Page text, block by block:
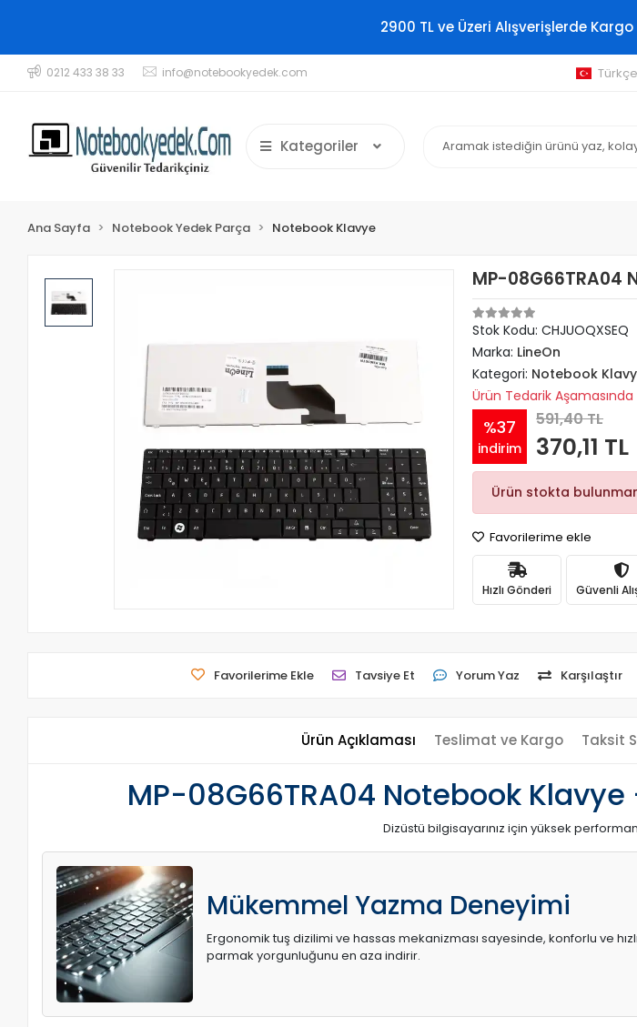
2900 TL ve Üzeri Alışverişlerde
0212 433 38 33 info@notebookyedek.com Türkçe
Kategoriler
Ana Sayfa Notebook Yedek Parça Notebook Klavye
MP-08G66TRA04
Stok Kodu: CHJUOQXSEQ
Marka: LineOn
Kategori: Notebook
Ürün Tedarik Aşamasında
%37
indirim
591,40 TL
370,11 TL
Ürün stokta
Favorilerime ekle
Hızlı Gönderi Güvenli
Favorilerime Ekle Tavsiye Et Yorum Yaz Karşılaştır
Ürün Açıklaması Teslimat ve Kargo Taksit
MP-08G66TRA04 Notebook
Dizüstü bilgisayarınız için yüksek
Mükemmel Yazma Deneyimi
Ergonomik tuş dizilimi ve hassas mekanizması sayesinde, konforlu ve
parmak yorgunluğunu en aza indirir.